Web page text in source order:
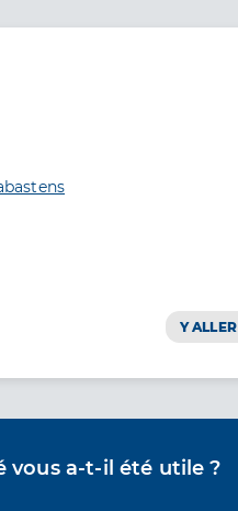
Y ALLER
vous a-t-il été utile ?